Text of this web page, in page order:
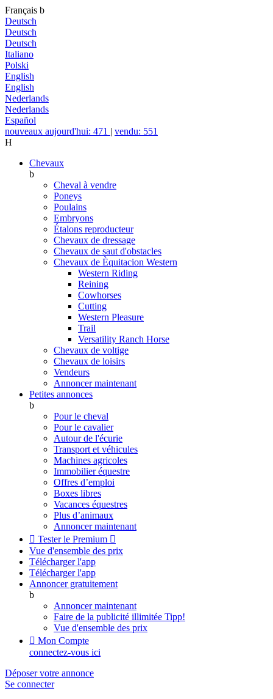
Français b
Deutsch
Deutsch
Deutsch
Italiano
Polski
English
English
Nederlands
Nederlands
Español
nouveaux aujourd'hui: 471 | vendu: 551
H
Chevaux
b
Cheval à vendre
Poneys
Poulains
Embryons
Étalons reproducteur
Chevaux de dressage
Chevaux de saut d'obstacles
Chevaux de Èquitacion Western
Western Riding
Reining
Cowhorses
Cutting
Western Pleasure
Trail
Versatility Ranch Horse
Chevaux de voltige
Chevaux de loisirs
Vendeurs
Annoncer maintenant
Petites annonces
b
Pour le cheval
Pour le cavalier
Autour de l'écurie
Transport et véhicules
Machines agricoles
Immobilier équestre
Offres d’emploi
Boxes libres
Vacances équestres
Plus d’animaux
Annoncer maintenant
 Tester le Premium 
Vue d'ensemble des prix
Télécharger l'app
Télécharger l'app
Annoncer gratuitement
b
Annoncer maintenant
Faire de la publicité illimitée Tipp!
Vue d'ensemble des prix
 Mon Compte
connectez-vous ici
Déposer votre annonce
Se connecter